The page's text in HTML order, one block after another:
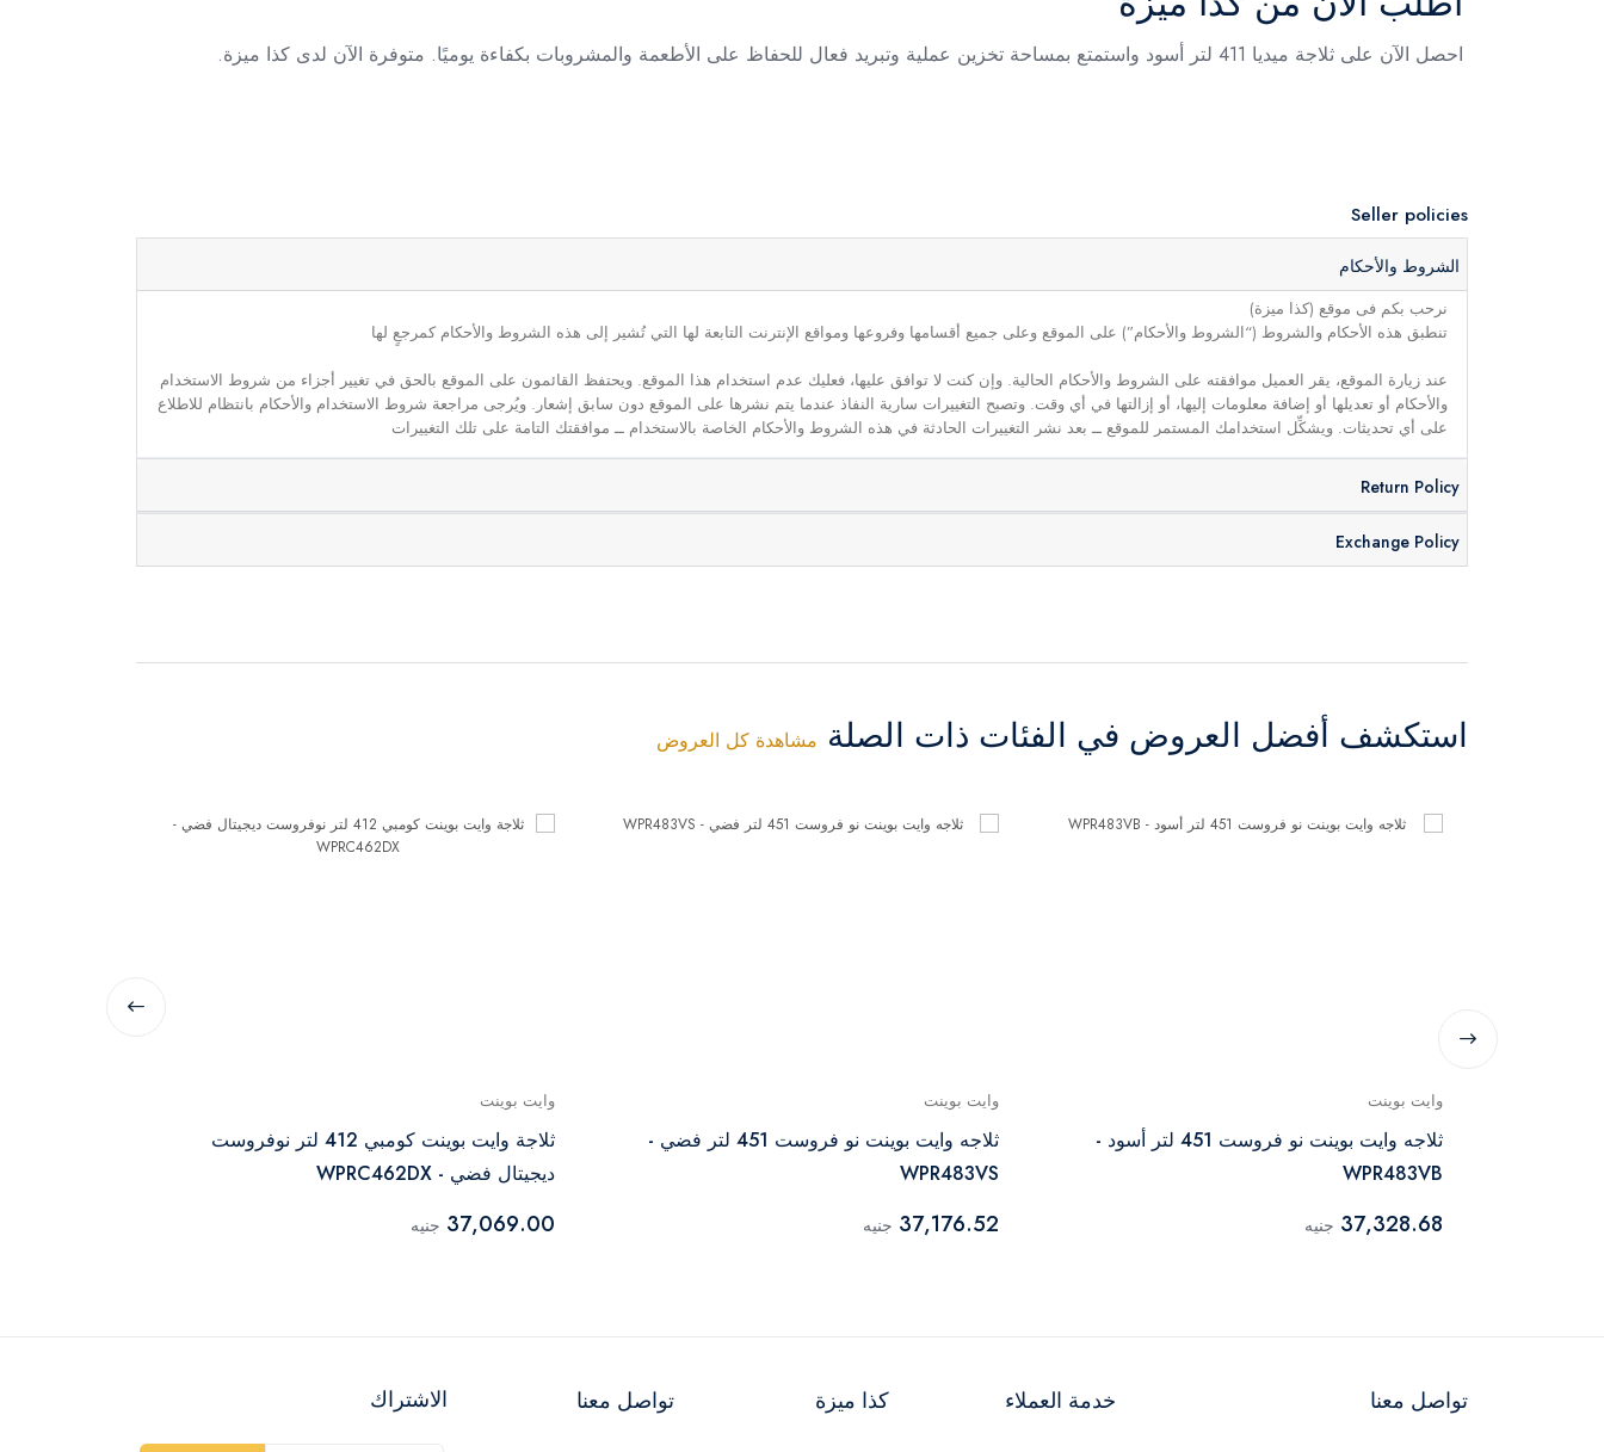
احصل الآن على ثلاجة ميديا 411 لتر أسود واستمتع بمساحة تخزين عملية وتبريد فعال للحفاظ على الأطعمة والمشروبات بكفاءة يوميًا. متوفرة الآن لدى كذا ميزة.
Seller policies
الشروط والأحكام
نرحب بكم فى موقع (كذا ميزة)
تنطبق هذه الأحكام والشروط (“الشروط والأحكام”) على الموقع وعلى جميع أقسامها وفروعها ومواقع الإنترنت التابعة لها التي تُشير إلى هذه الشروط والأحكام كمرجعٍ لها
عند زيارة الموقع، يقر العميل موافقته على الشروط والأحكام الحالية. وإن كنت لا توافق عليها، فعليك عدم استخدام هذا الموقع. ويحتفظ القائمون على الموقع بالحق في تغيير أجزاء من شروط الاستخدام
والأحكام أو تعديلها أو إضافة معلومات إليها، أو إزالتها في أي وقت. وتصبح التغييرات سارية النفاذ عندما يتم نشرها على الموقع دون سابق إشعار. ويُرجى مراجعة شروط الاستخدام والأحكام بانتظام للاطلاع
على أي تحديثات. ويشكِّل استخدامك المستمر للموقع ــ بعد نشر التغييرات الحادثة في هذه الشروط والأحكام الخاصة بالاستخدام ــ موافقتك التامة على تلك التغييرات
Return Policy
Exchange Policy
استكشف أفضل العروض في الفئات ذات الصلة مشاهدة كل العروض
وايت بوينت
ثلاجه وايت بوينت نو فروست 451 لتر أسود -
WPR483VB
37,328.68 جنيه
وايت بوينت
ثلاجه وايت بوينت نو فروست 451 لتر فضي -
WPR483VS
37,176.52 جنيه
وايت بوينت
ثلاجة وايت بوينت كومبي 412 لتر نوفروست
ديجيتال فضي - WPRC462DX
37,069.00 جنيه
تواصل معنا خدمة العملاء كذا ميزة تواصل معنا الاشتراك